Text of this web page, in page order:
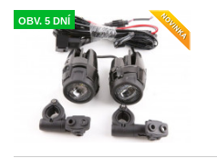
OBV. 5 DNÍ